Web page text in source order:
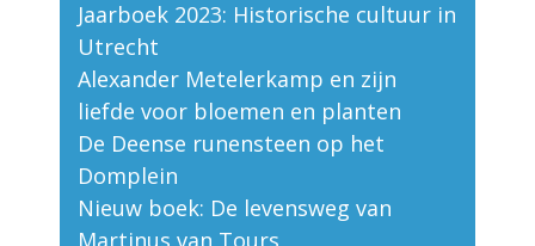
Jaarboek 2023: Historische cultuur in
Utrecht
Alexander Metelerkamp en zijn
liefde voor bloemen en planten
De Deense runensteen op het
Domplein
Nieuw boek: De levensweg van
Martinus van Tours